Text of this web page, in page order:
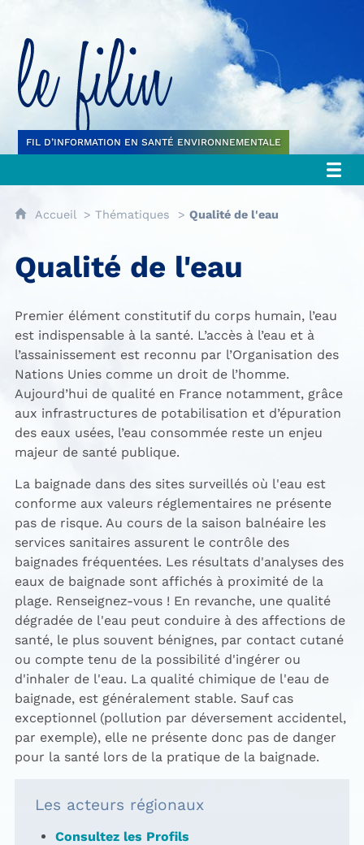
FIL D’INFORMATION EN SANTÉ ENVIRONNEMENTALE
Accueil Thématiques Qualité de l'eau
Qualité de l'eau
Premier élément constitutif du corps humain, l’eau
est indispensable à la santé. L’accès à l’eau et à
l’assainissement est reconnu par l’Organisation des
Nations Unies comme un droit de l’homme.
Aujourd’hui de qualité en France notamment, grâce
aux infrastructures de potabilisation et d’épuration
des eaux usées, l’eau consommée reste un enjeu
majeur de santé publique.
La baignade dans des sites surveillés où l'eau est
conforme aux valeurs réglementaires ne présente
pas de risque. Au cours de la saison balnéaire les
services sanitaires assurent le contrôle des
baignades fréquentées. Les résultats d'analyses des
eaux de baignade sont affichés à proximité de la
plage. Renseignez-vous ! En revanche, une qualité
dégradée de l'eau peut conduire à des affections de
santé, le plus souvent bénignes, par contact cutané
ou compte tenu de la possibilité d'ingérer ou
d'inhaler de l'eau. La qualité chimique de l'eau de
baignade, est généralement stable. Sauf cas
exceptionnel (pollution par déversement accidentel,
par exemple), elle ne présente donc pas de danger
pour la santé lors de la pratique de la baignade.
Les acteurs régionaux
Consultez les Profils